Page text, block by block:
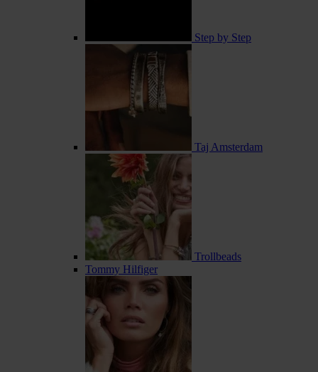
Step by Step
Taj Amsterdam
Trollbeads
Tommy Hilfiger